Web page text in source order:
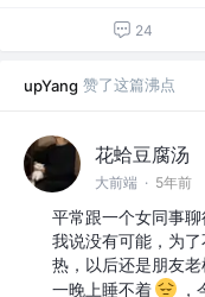
24
upYang 赞了这篇沸点
花蛤豆腐汤
大前端 · 5年前
平常跟一个女同事
我说没有可能，为
热，以后还是朋友
一晚上睡不着